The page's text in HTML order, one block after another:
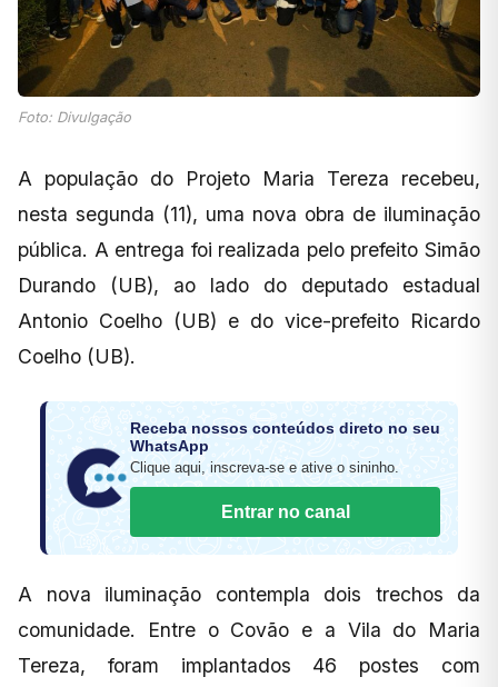
Foto: Divulgação
A população do Projeto Maria Tereza recebeu,
nesta segunda (11), uma nova obra de iluminação
pública. A entrega foi realizada pelo prefeito Simão
Durando (UB), ao lado do deputado estadual
Antonio Coelho (UB) e do vice-prefeito Ricardo
Coelho (UB).
Receba nossos conteúdos direto no seu
WhatsApp
Clique aqui, inscreva-se e ative o sininho.
Entrar no canal
A nova iluminação contempla dois trechos da
comunidade. Entre o Covão e a Vila do Maria
Tereza, foram implantados 46 postes com